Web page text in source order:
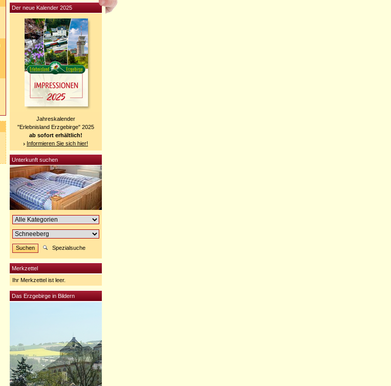
Der neue Kalender 2025
Jahreskalender
"Erlebnisland Erzgebirge" 2025
ab sofort erhältlich!
Informieren Sie sich hier!
Unterkunft suchen
Spezialsuche
Merkzettel
Ihr Merkzettel ist leer.
Das Erzgebirge in Bildern